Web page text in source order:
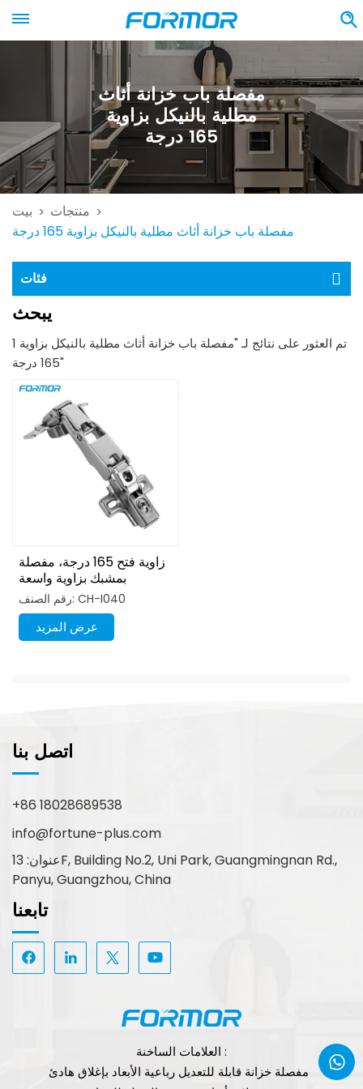
مفصلة باب خزانة أثاث
مطلية بالنيكل بزاوية
165 درجة
بيت > منتجات >
مفصلة باب خزانة أثاث مطلية بالنيكل بزاوية 165 درجة
فئات
يبحث
1 تم العثور على نتائج لـ "مفصلة باب خزانة أثاث مطلية بالنيكل بزاوية
165 درجة"
زاوية فتح 165 درجة، مفصلة
بمشبك بزاوية واسعة
رقم الصنف: CH-I040
عرض المزيد
اتصل بنا
+86 18028689538
info@fortune-plus.com
عنوان: 13F, Building No.2, Uni Park, Guangmingnan Rd.,
Panyu, Guangzhou, China
تابعنا
العلامات الساخنة :
مفصلة خزانة قابلة للتعديل رباعية الأبعاد بإغلاق هادئ